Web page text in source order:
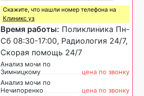
Скажите, что нашли номер телефона на
Клиникс уз
Время работы: Поликлиника Пн-
Сб 08:30-17:00, Радиология 24/7,
Скорая помощь 24/7
Анализ мочи по
Зимницкому
цена по звонку
Анализ мочи по
Нечипоренко
цена по звонку